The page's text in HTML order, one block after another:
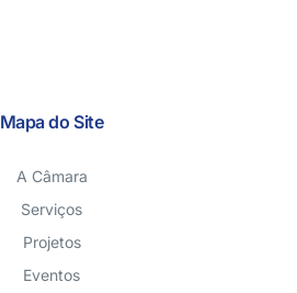
Mapa do Site
A Câmara
Serviços
Projetos
Eventos